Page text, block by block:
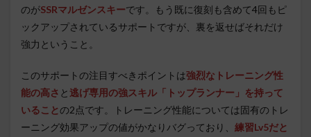
のがSSRマルゼンスキーです。もう既に復刻も含めて4回もピ
ックアップされているサポートですが、裏を返せばそれだけ
強力ということ。
このサポートの注目すべきポイントは強烈なトレーニング性
能の高さ と逃げ専用の強スキル「トップランナー」を持って
いることの2点です。トレーニング性能については固有のトレ
ーニング効果アップの値がかなりバグっており、 練習Lv5だと